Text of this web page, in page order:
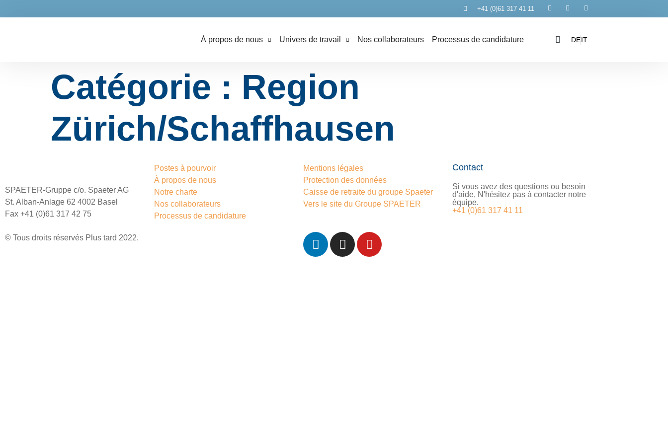
+41 (0)61 317 41 11
À propos de nous Univers de travail Nos collaborateurs Processus de candidature DEIT
Catégorie : Region
Zürich/Schaffhausen
SPAETER-Gruppe c/o. Spaeter AG
St. Alban-Anlage 62 4002 Basel
Fax +41 (0)61 317 42 75
Postes à pourvoir
À propos de nous
Notre charte
Nos collaborateurs
Processus de candidature
Mentions légales
Protection des données
Caisse de retraite du groupe Spaeter
Vers le site du Groupe SPAETER
Contact
Si vous avez des questions ou besoin
d'aide, N'hésitez pas à contacter notre
équipe.
+41 (0)61 317 41 11
© Tous droits réservés Plus tard 2022.